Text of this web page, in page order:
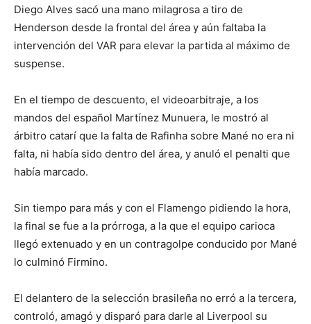
Diego Alves sacó una mano milagrosa a tiro de
Henderson desde la frontal del área y aún faltaba la
intervención del VAR para elevar la partida al máximo de
suspense.
En el tiempo de descuento, el videoarbitraje, a los
mandos del español Martínez Munuera, le mostró al
árbitro catarí que la falta de Rafinha sobre Mané no era ni
falta, ni había sido dentro del área, y anuló el penalti que
había marcado.
Sin tiempo para más y con el Flamengo pidiendo la hora,
la final se fue a la prórroga, a la que el equipo carioca
llegó extenuado y en un contragolpe conducido por Mané
lo culminó Firmino.
El delantero de la selección brasileña no erró a la tercera,
controló, amagó y disparó para darle al Liverpool su